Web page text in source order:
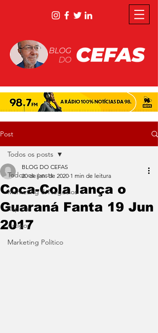
Post
Todos os posts
Marketing & Negócios
Rápidas
Artigos
Marketing Político
Todos os posts
Coca-Cola lança o
Guaraná Fanta 19 Jun
2017
BLOG DO CEFAS
20 de jan. de 2020 1 min de leitura